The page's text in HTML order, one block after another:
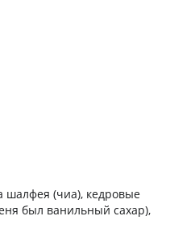
шалфея (чиа), кедровые
был ванильный сахар),